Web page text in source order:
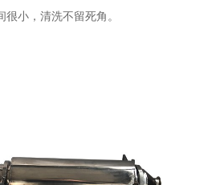
小，清洗不留死角。